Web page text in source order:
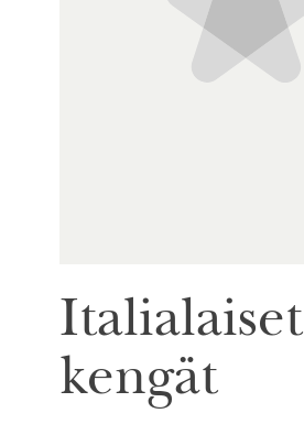
Italialaiset
kengät